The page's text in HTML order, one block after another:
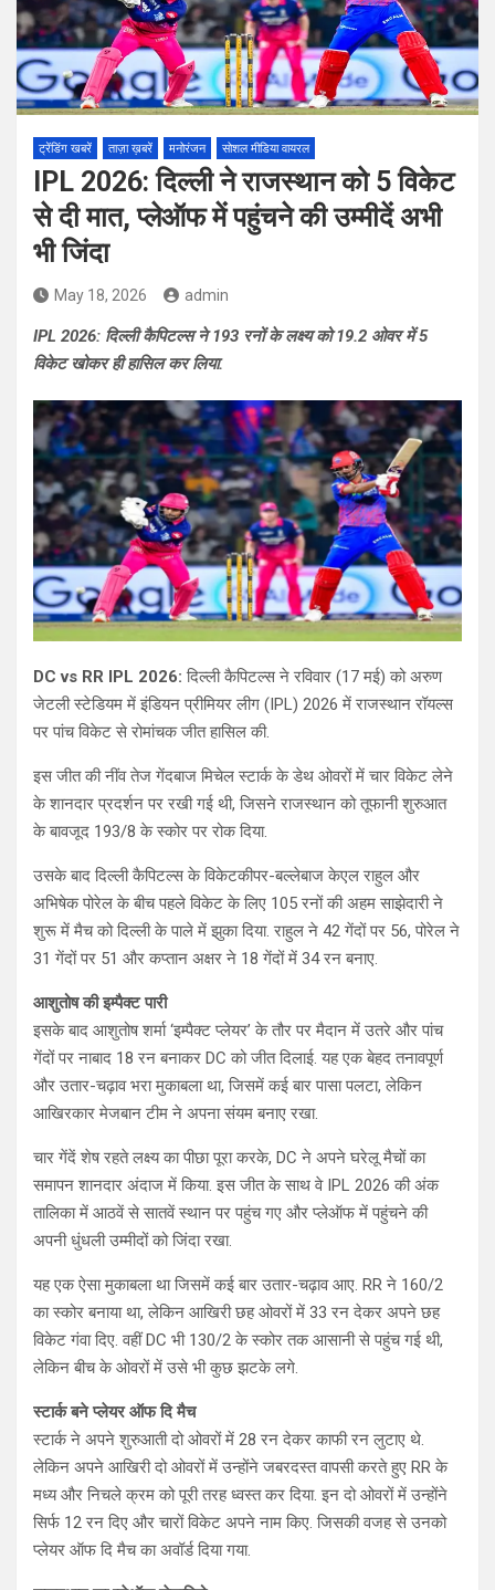
ट्रेंडिंग खबरें ताज़ा ख़बरें मनोरंजन सोशल मीडिया वायरल
IPL 2026: दिल्ली ने राजस्थान को 5 विकेट
से दी मात, प्लेऑफ में पहुंचने की उम्मीदें अभी
भी जिंदा
May 18, 2026 admin
IPL 2026: दिल्ली कैपिटल्स ने 193 रनों के लक्ष्य को 19.2 ओवर में 5
विकेट खोकर ही हासिल कर लिया.
DC vs RR IPL 2026: दिल्ली कैपिटल्स ने रविवार (17 मई) को अरुण
जेटली स्टेडियम में इंडियन प्रीमियर लीग (IPL) 2026 में राजस्थान रॉयल्स
पर पांच विकेट से रोमांचक जीत हासिल की.
​​इस जीत की नींव तेज गेंदबाज मिचेल स्टार्क के डेथ ओवरों में चार विकेट लेने
के शानदार प्रदर्शन पर रखी गई थी, जिसने राजस्थान को तूफानी शुरुआत
के बावजूद 193/8 के स्कोर पर रोक दिया.
उसके बाद दिल्ली कैपिटल्स के विकेटकीपर-बल्लेबाज केएल राहुल और
अभिषेक पोरेल के बीच पहले विकेट के लिए 105 रनों की अहम साझेदारी ने
शुरू में मैच को दिल्ली के पाले में झुका दिया. राहुल ने 42 गेंदों पर 56, पोरेल ने
31 गेंदों पर 51 और कप्तान अक्षर ने 18 गेंदों में 34 रन बनाए.
आशुतोष की इम्पैक्ट पारी
इसके बाद आशुतोष शर्मा ‘इम्पैक्ट प्लेयर’ के तौर पर मैदान में उतरे और पांच
गेंदों पर नाबाद 18 रन बनाकर DC को जीत दिलाई. यह एक बेहद तनावपूर्ण
और उतार-चढ़ाव भरा मुकाबला था, जिसमें कई बार पासा पलटा, लेकिन
आखिरकार मेजबान टीम ने अपना संयम बनाए रखा.
चार गेंदें शेष रहते लक्ष्य का पीछा पूरा करके, DC ने अपने घरेलू मैचों का
समापन शानदार अंदाज में किया. इस जीत के साथ वे IPL 2026 की अंक
तालिका में आठवें से सातवें स्थान पर पहुंच गए और प्लेऑफ में पहुंचने की
अपनी धुंधली उम्मीदों को जिंदा रखा.
यह एक ऐसा मुकाबला था जिसमें कई बार उतार-चढ़ाव आए. RR ने 160/2
का स्कोर बनाया था, लेकिन आखिरी छह ओवरों में 33 रन देकर अपने छह
विकेट गंवा दिए. वहीं DC भी 130/2 के स्कोर तक आसानी से पहुंच गई थी,
लेकिन बीच के ओवरों में उसे भी कुछ झटके लगे.
स्टार्क बने प्लेयर ऑफ दि मैच
स्टार्क ने अपने शुरुआती दो ओवरों में 28 रन देकर काफी रन लुटाए थे.
लेकिन अपने आखिरी दो ओवरों में उन्होंने जबरदस्त वापसी करते हुए RR के
मध्य और निचले क्रम को पूरी तरह ध्वस्त कर दिया. इन दो ओवरों में उन्होंने
सिर्फ 12 रन दिए और चारों विकेट अपने नाम किए. जिसकी वजह से उनको
प्लेयर ऑफ दि मैच का अवॉर्ड दिया गया.